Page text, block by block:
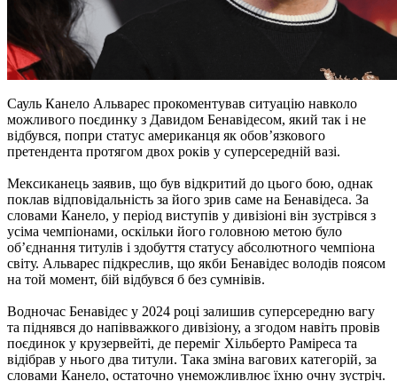
Сауль Канело Альварес прокоментував ситуацію навколо
можливого поєдинку з Давидом Бенавідесом, який так і не
відбувся, попри статус американця як обов’язкового
претендента протягом двох років у суперсередній вазі.
Мексиканець заявив, що був відкритий до цього бою, однак
поклав відповідальність за його зрив саме на Бенавідеса. За
словами Канело, у період виступів у дивізіоні він зустрівся з
усіма чемпіонами, оскільки його головною метою було
об’єднання титулів і здобуття статусу абсолютного чемпіона
світу. Альварес підкреслив, що якби Бенавідес володів поясом
на той момент, бій відбувся б без сумнівів.
Водночас Бенавідес у 2024 році залишив суперсередню вагу
та піднявся до напівважкого дивізіону, а згодом навіть провів
поєдинок у крузервейті, де переміг Хільберто Раміреса та
відібрав у нього два титули. Така зміна вагових категорій, за
словами Канело, остаточно унеможливлює їхню очну зустріч.